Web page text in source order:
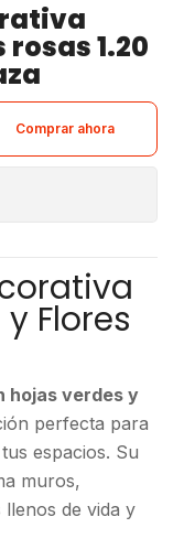
1.20
Comprar ahora
Flores
hojas verdes y
perfecta para
espacios. Su
muros,
de vida y